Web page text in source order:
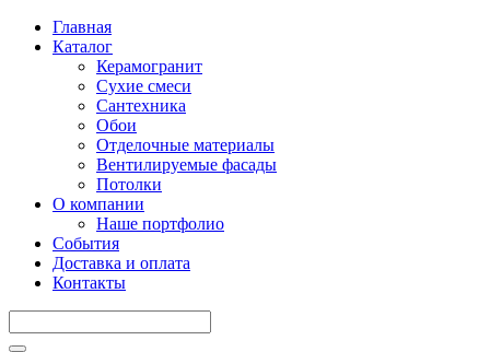
Главная
Каталог
Керамогранит
Сухие смеси
Сантехника
Обои
Отделочные материалы
Вентилируемые фасады
Потолки
О компании
Наше портфолио
События
Доставка и оплата
Контакты